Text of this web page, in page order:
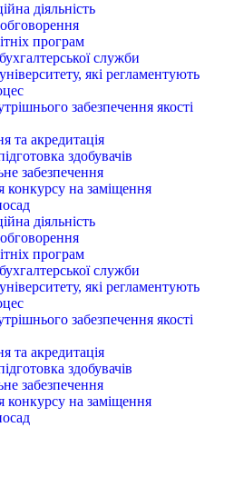
діяльність
програм
служби
які регламентують
забезпечення якості
та акредитація
здобувачів
забезпечення
на заміщення
діяльність
програм
служби
які регламентують
забезпечення якості
та акредитація
здобувачів
забезпечення
на заміщення